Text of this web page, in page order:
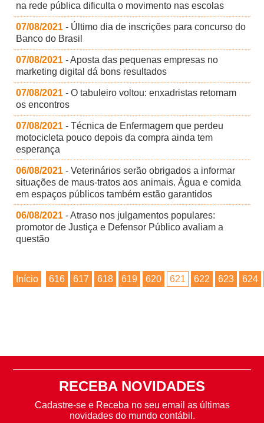
na rede pública dificulta o movimento nas escolas
07/08/2021 - Último dia de inscrições para concurso do
Banco do Brasil
07/08/2021 - Aposta das pequenas empresas no
marketing digital dá bons resultados
07/08/2021 - O tabuleiro voltou: enxadristas retomam
os encontros
07/08/2021 - Técnica de Enfermagem que perdeu
motocicleta pouco depois da compra ainda tem
esperança
06/08/2021 - Veterinários serão obrigados a informar
situações de maus-tratos aos animais. Água e comida
em espaços públicos também estão garantidos
06/08/2021 - Atraso nos julgamentos populares:
promotor de Justiça e Defensor Público avaliam a
questão
Início 616 617 618 619 620 621 622 623 624
RECEBA NOVIDADES
Cadastre-se e Receba no seu email as últimas
novidades do mundo contábil.